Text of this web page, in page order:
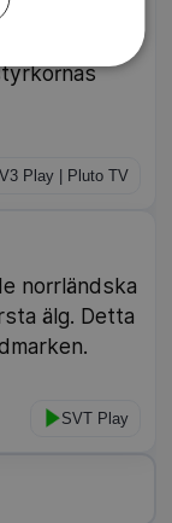
i en extrem
Play | Pluto TV
norrländska
älg. Detta
SVT Play